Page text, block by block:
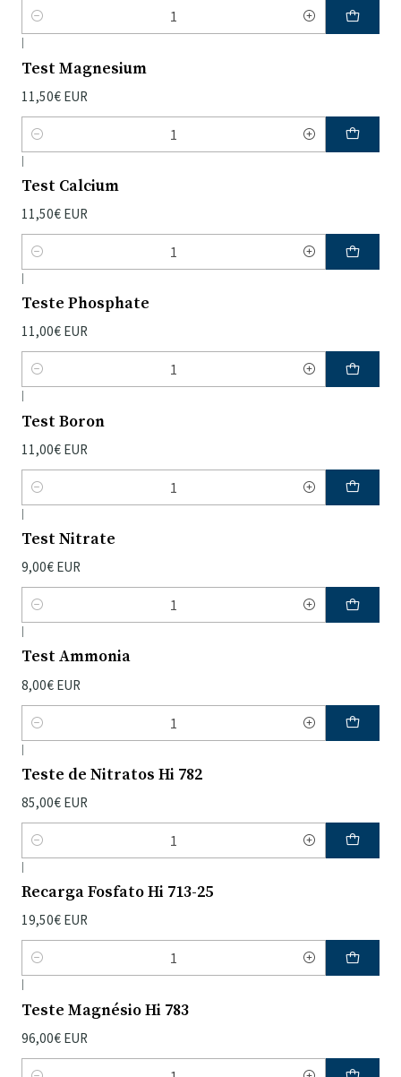
Quantidade
|
Test Magnesium
11,50€ EUR
Quantidade
|
Test Calcium
11,50€ EUR
Quantidade
|
Teste Phosphate
11,00€ EUR
Quantidade
|
Test Boron
11,00€ EUR
Quantidade
|
Test Nitrate
9,00€ EUR
Quantidade
|
Test Ammonia
8,00€ EUR
Quantidade
|
Teste de Nitratos Hi 782
85,00€ EUR
Quantidade
|
Recarga Fosfato Hi 713-25
19,50€ EUR
Quantidade
|
Teste Magnésio Hi 783
96,00€ EUR